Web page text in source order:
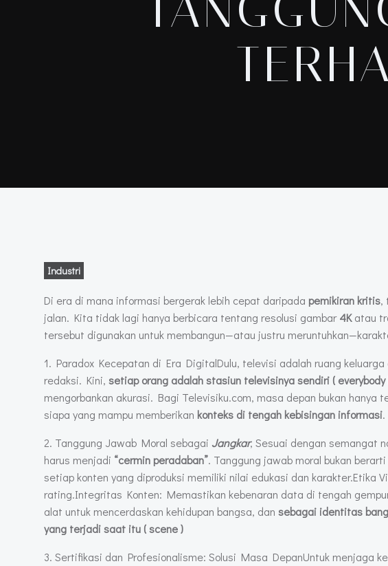
Industri
Di era di mana informasi bergerak lebih cepat daripada pemikiran kritis,
jalan. Kita tidak lagi hanya berbicara tentang resolusi gambar4Katau
tersebut digunakan untuk membangun—atau justru
1. Paradox Kecepatan di Era DigitalDulu, televisi adalah ruang
redaksi. Kini, setiap orang adalah stasiun televisinya sendiri (
mengorbankan akurasi. Bagi Televisiku.com, masa depan bukan
siapa yang mampu memberikan konteks di tengah kebisingan informasi.
2. Tanggung Jawab Moral sebagai Jangkar, Sesuai dengan semangat
harus menjadi “cermin peradaban”. Tanggung jawab moral bukan
setiap konten yang diproduksi memiliki nilai edukasi dan karakter.Etika
rating.Integritas Konten: Memastikan kebenaran data di tengah
alat untuk mencerdaskan kehidupan bangsa, dan sebagai identitas
yang terjadi saat itu ( scene )
3. Sertifikasi dan Profesionalisme: Solusi Masa DepanUntuk menjaga